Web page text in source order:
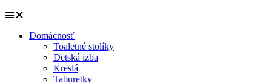
Domácnosť
Toaletné stolíky
Detská izba
Kreslá
Taburetky